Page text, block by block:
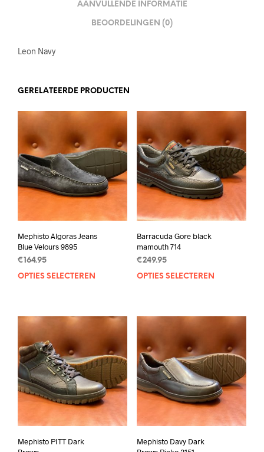
AANVULLENDE INFORMATIE
BEOORDELINGEN (0)
Leon Navy
GERELATEERDE PRODUCTEN
Mephisto Algoras Jeans
Blue Velours 9895
€ 164.95
OPTIES SELECTEREN
Dit
meerdere
variaties.
Deze
optie
kan
gekozen
worden
productpagina
Barracuda Gore black
mamouth 714
€249.95
OPTIES SELECTEREN
kan
de
Mephisto PITT Dark
Mephisto Davy Dark